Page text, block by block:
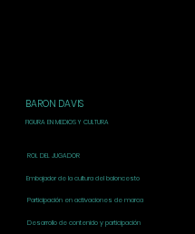
BARON DAVIS
FIGURA EN MEDIOS Y CULTURA
ROL DEL JUGADOR
Embajador de la cultura del baloncesto
Participación en activaciones de marca
Desarrollo de contenido y participación